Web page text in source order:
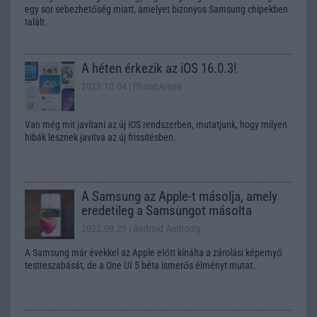
egy sor sebezhetőség miatt, amelyet bizonyos Samsung chipekben
talált.
A héten érkezik az iOS 16.0.3!
2022.10.04 | PhoneArena
Van még mit javítani az új iOS rendszerben, mutatjunk, hogy milyen
hibák lesznek javítva az új frissítésben.
A Samsung az Apple-t másolja, amely
eredetileg a Samsungot másolta
2022.09.29 | Android Authority
A Samsung már évekkel az Apple előtt kínálta a zárolási képernyő
testreszabását, de a One UI 5 béta ismerős élményt mutat.